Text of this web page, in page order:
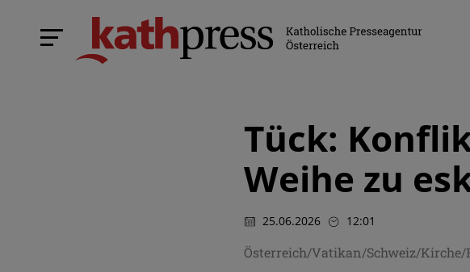
Tück:
Weihe zu
25.06.2026 12:01
Österreich/Vatikan/Schweiz/